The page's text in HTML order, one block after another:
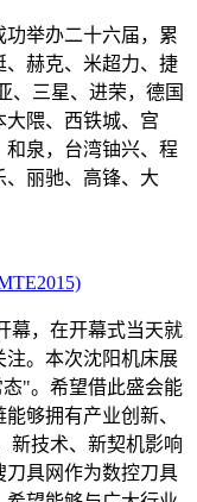
举办二十六届，累
、赫克、米超力、捷
、三星、进荣，德国
隈、西铁城、宫
泉，台湾铀兴、程
丽驰、高锋、大
幕，在开幕式当天就
注。本次沈阳机床展
"。希望借此盛会能
够拥有产业创新、
新技术、新契机影响
刀具网作为数控刀具